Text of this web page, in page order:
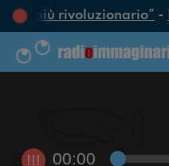
più rivoluzionario”-
!!! 00:00